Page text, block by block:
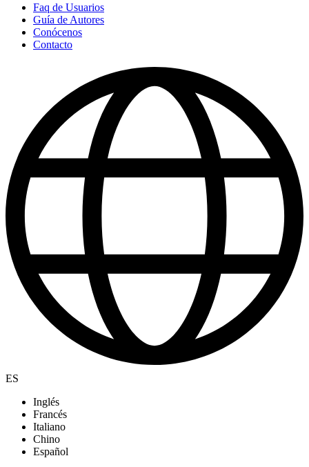
Faq de Usuarios
Guía de Autores
Conócenos
Contacto
ES
Inglés
Francés
Italiano
Chino
Español